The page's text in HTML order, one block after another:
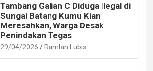
Tambang Galian C Diduga Ilegal di
Sungai Batang Kumu Kian
Meresahkan, Warga Desak
Penindakan Tegas
29/04/2026 Ramlan Lubis